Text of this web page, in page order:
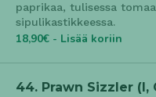
paprikaa, tulisessa
sipulikastikkeessa.
18,90€ - Lisää koriin
44. Prawn Sizzler (l,